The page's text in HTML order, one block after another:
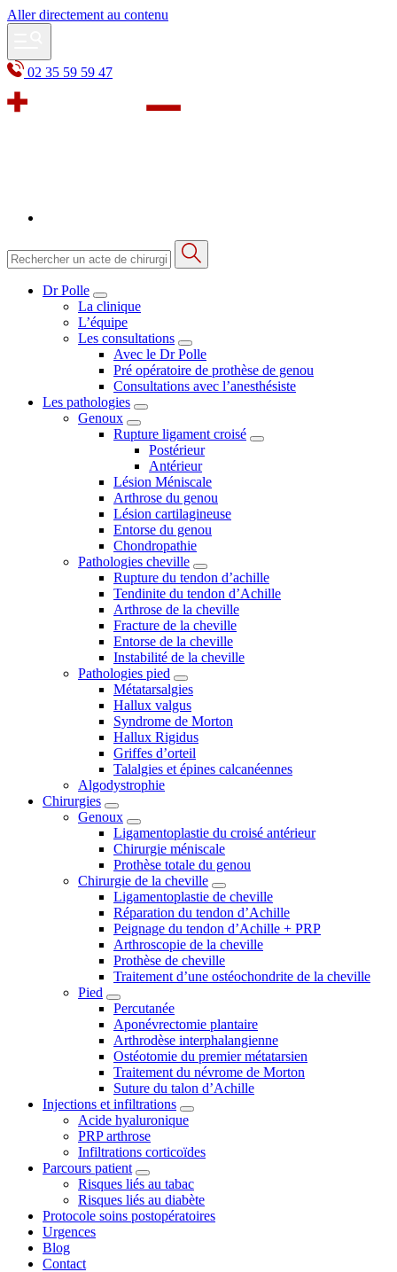
Aller directement au contenu
02 35 59 59 47
Dr Polle
La clinique
L’équipe
Les consultations
Avec le Dr Polle
Pré opératoire de prothèse de genou
Consultations avec l’anesthésiste
Les pathologies
Genoux
Rupture ligament croisé
Postérieur
Antérieur
Lésion Méniscale
Arthrose du genou
Lésion cartilagineuse
Entorse du genou
Chondropathie
Pathologies cheville
Rupture du tendon d’achille
Tendinite du tendon d’Achille
Arthrose de la cheville
Fracture de la cheville
Entorse de la cheville
Instabilité de la cheville
Pathologies pied
Métatarsalgies
Hallux valgus
Syndrome de Morton
Hallux Rigidus
Griffes d’orteil
Talalgies et épines calcanéennes
Algodystrophie
Chirurgies
Genoux
Ligamentoplastie du croisé antérieur
Chirurgie méniscale
Prothèse totale du genou
Chirurgie de la cheville
Ligamentoplastie de cheville
Réparation du tendon d’Achille
Peignage du tendon d’Achille + PRP
Arthroscopie de la cheville
Prothèse de cheville
Traitement d’une ostéochondrite de la cheville
Pied
Percutanée
Aponévrectomie plantaire
Arthrodèse interphalangienne
Ostéotomie du premier métatarsien
Traitement du névrome de Morton
Suture du talon d’Achille
Injections et infiltrations
Acide hyaluronique
PRP arthrose
Infiltrations corticoïdes
Parcours patient
Risques liés au tabac
Risques liés au diabète
Protocole soins postopératoires
Urgences
Blog
Contact